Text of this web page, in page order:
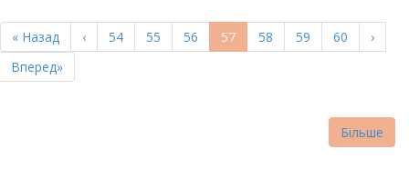
НА
СТОРІНКИ
Перша
сторінка
« Назад
Попередня
сторінка
‹ Page
54 Page
55 Page
56
Поточна
сторінка
57 Page
58 Page
59 Page
60
›
Остання
сторінка
Вперед»
Більше